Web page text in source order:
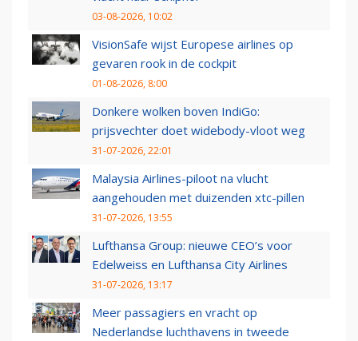
03-08-2026, 10:02
VisionSafe wijst Europese airlines op
gevaren rook in de cockpit
01-08-2026, 8:00
Donkere wolken boven IndiGo:
prijsvechter doet widebody-vloot weg
31-07-2026, 22:01
Malaysia Airlines-piloot na vlucht
aangehouden met duizenden xtc-pillen
31-07-2026, 13:55
Lufthansa Group: nieuwe CEO’s voor
Edelweiss en Lufthansa City Airlines
31-07-2026, 13:17
Meer passagiers en vracht op
Nederlandse luchthavens in tweede